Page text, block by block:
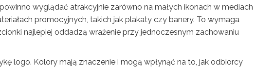
wyglądać atrakcyjnie zarówno na małych ikonach w mediach
promocyjnych, takich jak plakaty czy banery. To wymaga
najlepiej oddadzą wrażenie przy jednoczesnym zachowaniu
logo. Kolory mają znaczenie i mogą wpłynąć na to, jak odbiorcy